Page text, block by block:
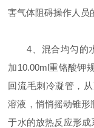
害气体阻碍操作人员
4、混合均匀的水
加10.00ml重铬酸钾
回流毛刺冷凝管，
溶液，悄悄摇动锥形
于水的放热反应形